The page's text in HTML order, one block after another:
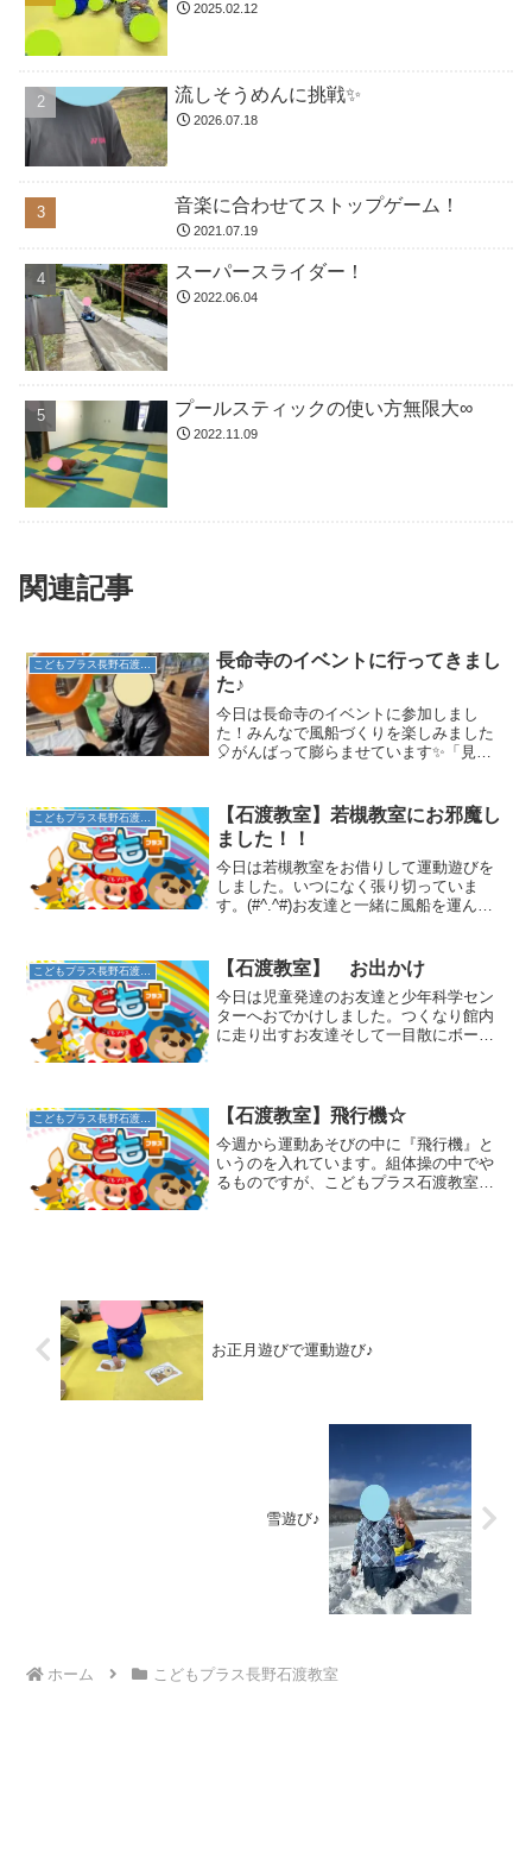
2025.02.12
流しそうめんに挑戦✨
2026.07.18
音楽に合わせてストップゲーム！
2021.07.19
スーパースライダー！
2022.06.04
プールスティックの使い方無限大∞
2022.11.09
関連記事
長命寺のイベントに行ってきまし
た♪
今日は長命寺のイベントに参加しまし
た！みんなで風船づくりを楽しみました
🎈がんばって膨らませています✨「見
寺のイベント、楽しかったね！
【石渡教室】若槻教室にお邪魔し
ました！！
今日は若槻教室をお借りして運動遊びを
しました。いつになく張り切っていま
す。(#^.^#)お友達と一緒に風船を運んだ
トまで帰れました。そのあと、市立図書
館へGO！！アンパン...
こどもプラス長野石渡教室 【石渡教室】 お出かけ
今日は児童発達のお友達と少年科学セン
ターへおでかけしました。つくなり館内
に走り出すお友達そして一目散にボール
ているのですが、こどもの...
【石渡教室】飛行機☆
今週から運動あそびの中に『飛行機』と
いうのを入れています。組体操の中でや
るものですが、こどもプラス石渡教室で
お正月遊びで運動遊び♪
雪遊び♪
ホーム こどもプラス長野石渡教室